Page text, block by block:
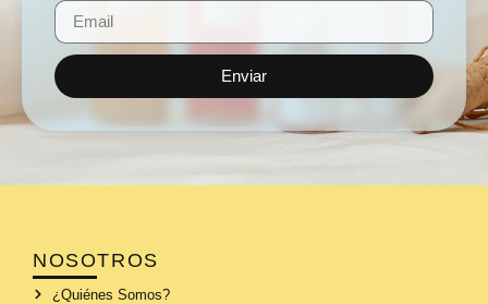
Enviar
NOSOTROS
¿Quiénes Somos?